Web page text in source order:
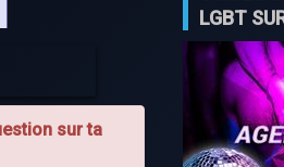
sur ta
LGBT